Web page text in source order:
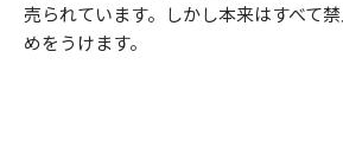
売られています。しかし本来はすべて
めをうけます。